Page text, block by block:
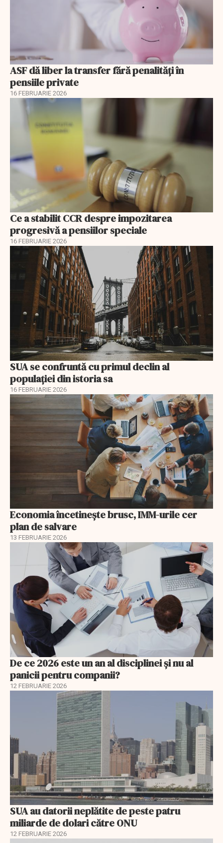
ASF dă liber la transfer fără penalități în
pensiile private
16 FEBRUARIE 2026
Ce a stabilit CCR despre impozitarea
progresivă a pensiilor speciale
16 FEBRUARIE 2026
SUA se confruntă cu primul declin al
populației din istoria sa
16 FEBRUARIE 2026
Economia încetinește brusc, IMM-urile cer
plan de salvare
13 FEBRUARIE 2026
De ce 2026 este un an al disciplinei și nu al
panicii pentru companii?
12 FEBRUARIE 2026
SUA au datorii neplătite de peste patru
miliarde de dolari către ONU
12 FEBRUARIE 2026